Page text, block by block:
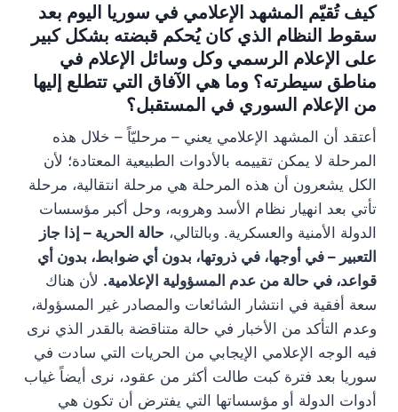
كيف تُقيّم المشهد الإعلامي في سوريا اليوم بعد
سقوط النظام الذي كان يُحكم قبضته بشكل كبير
على الإعلام الرسمي وكل وسائل الإعلام في
مناطق سيطرته؟ وما هي الآفاق التي تتطلع إليها
من الإعلام السوري في المستقبل؟
أعتقد أن المشهد الإعلامي يعني – مرحليّاً – خلال هذه
المرحلة لا يمكن تقييمه بالأدوات الطبيعية المعتادة؛ لأن
الكل يشعرون أن هذه المرحلة هي مرحلة انتقالية، مرحلة
تأتي بعد انهيار نظام الأسد وهروبه، وحل أكبر مؤسسات
الدولة الأمنية والعسكرية. وبالتالي، حالة الحرية – إذا جاز
التعبير – في أوجها، في ذروتها، بدون أي ضوابط، بدون أي
قواعد، في حالة من عدم المسؤولية الإعلامية. لأن هناك
سعة أفقية في انتشار الشائعات والمصادر غير المسؤولة،
وعدم التأكد من الأخبار في حالة متناقضة بالقدر الذي نرى
فيه الوجه الإعلامي الإيجابي من الحريات التي سادت في
سوريا بعد فترة كبت طالت أكثر من عقود، نرى أيضاً غياب
أدوات الدولة أو مؤسساتها التي يفترض أن تكون هي